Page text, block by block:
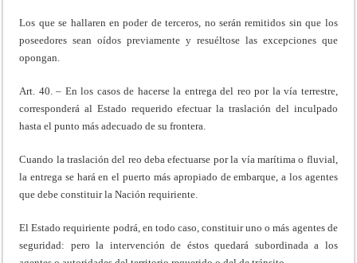
Los que se hallaren en poder de terceros, no serán remitidos sin que los
poseedores sean oídos previamente y resuéltose las excepciones que
opongan.
Art. 40. – En los casos de hacerse la entrega del reo por la vía terrestre,
corresponderá al Estado requerido efectuar la traslación del inculpado
hasta el punto más adecuado de su frontera.
Cuando la traslación del reo deba efectuarse por la vía marítima o fluvial,
la entrega se hará en el puerto más apropiado de embarque, a los agentes
que debe constituir la Nación requiriente.
El Estado requiriente podrá, en todo caso, constituir uno o más agentes de
seguridad: pero la intervención de éstos quedará subordinada a los